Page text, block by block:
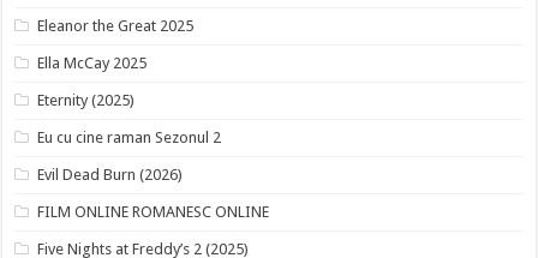
Eleanor the Great 2025
Ella McCay 2025
Eternity (2025)
Eu cu cine raman Sezonul 2
Evil Dead Burn (2026)
FILM ONLINE ROMANESC ONLINE
Five Nights at Freddy’s 2 (2025)